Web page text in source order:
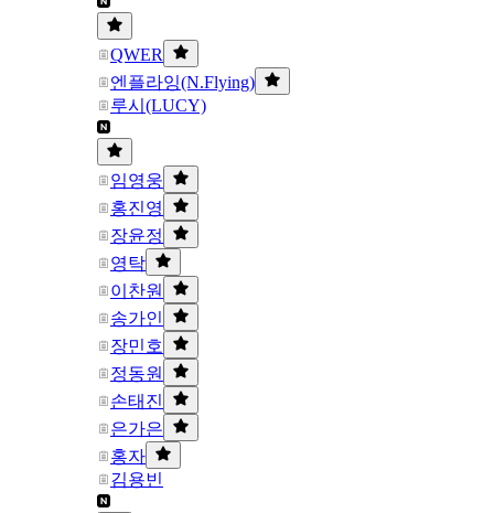
QWER
엔플라잉(N.Flying)
루시(LUCY)
임영웅
홍진영
장윤정
영탁
이찬원
송가인
장민호
정동원
손태진
은가은
홍자
김용빈